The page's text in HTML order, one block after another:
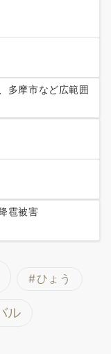
多摩市など広範囲
雹被害
ひょう
ル